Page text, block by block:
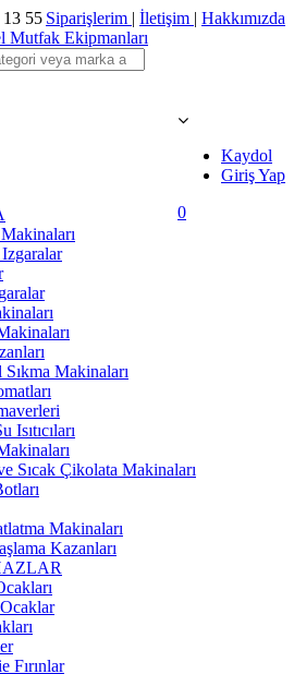
13 55 Siparişlerim | İletişim | Hakkımızda
Kaydol
Giriş Yap
0
Sıkma Makinaları
Isıtıcıları
Sıcak Çikolata Makinaları
Makinaları
Kazanları
Fırınlar